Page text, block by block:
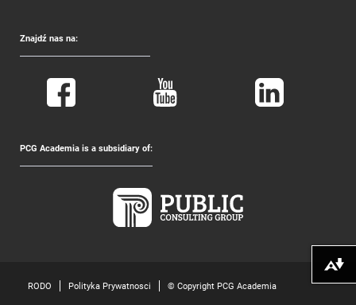
Znajdź nas na:
PCG Academia is a subsidiary of:
RODO Polityka Prywatnosci © Copyright PCG Academia
Pobierz